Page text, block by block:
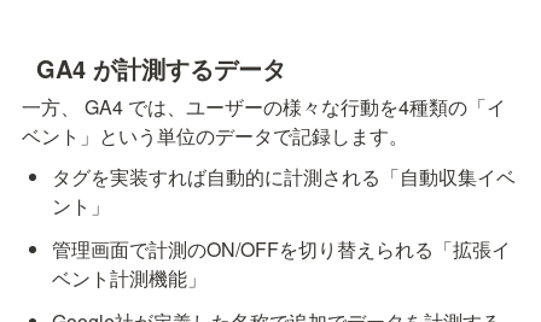
  GA4 が計測するデータ
一方、 GA4 では、ユーザーの様々な行動を4種類の「イ
ベント」という単位のデータで記録します。
タグを実装すれば自動的に計測される「自動収集イベ
ント」
管理画面で計測のON/OFFを切り替えられる「拡張イ
ベント計測機能」